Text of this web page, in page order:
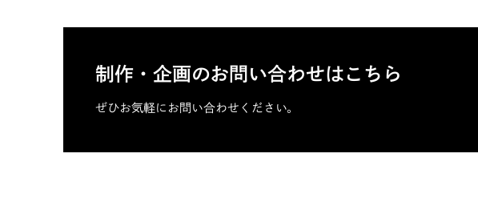
制作・企画のお問い合わせはこちら
ぜひお気軽にお問い合わせください。